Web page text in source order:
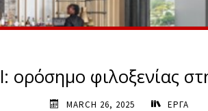
ορόσημο φιλοξενίας
MARCH 26, 2025 ΕΡΓΑ